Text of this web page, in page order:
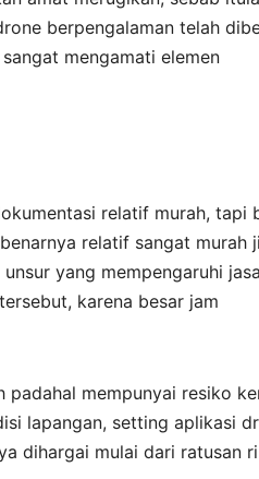
berpengalaman telah
mengamati elemen
relatif murah, tapi
relatif sangat murah
yang mempengaruhi
karena besar jam
mempunyai resiko
lapangan, setting aplikasi
dihargai mulai dari ratusan